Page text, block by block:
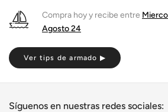
Compra hoy y recibe entre
Agosto 24
Ver tips de armado ▶
Síguenos en nuestras redes sociales: